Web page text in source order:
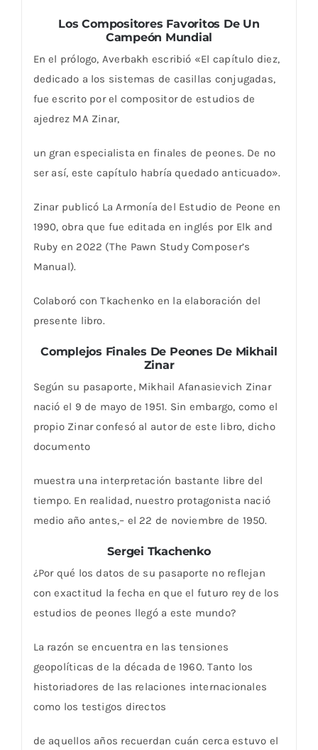
Los Compositores Favoritos De Un
Campeón Mundial
En el prólogo, Averbakh escribió «El capítulo diez,
dedicado a los sistemas de casillas conjugadas,
fue escrito por el compositor de estudios de
ajedrez MA Zinar,
un gran especialista en finales de peones. De no
ser así, este capítulo habría quedado anticuado».
Zinar publicó La Armonía del Estudio de Peone en
1990, obra que fue editada en inglés por Elk and
Ruby en 2022 (The Pawn Study Composer’s
Manual).
Colaboró ​​con Tkachenko en la elaboración del
presente libro.
Complejos Finales De Peones De Mikhail
Zinar
Según su pasaporte, Mikhail Afanasievich Zinar
nació el 9 de mayo de 1951. Sin embargo, como el
propio Zinar confesó al autor de este libro, dicho
documento
muestra una interpretación bastante libre del
tiempo. En realidad, nuestro protagonista nació
medio año antes,– el 22 de noviembre de 1950.
Sergei Tkachenko
¿Por qué los datos de su pasaporte no reflejan
con exactitud la fecha en que el futuro rey de los
estudios de peones llegó a este mundo?
La razón se encuentra en las tensiones
geopolíticas de la década de 1960. Tanto los
historiadores de las relaciones internacionales
como los testigos directos
de aquellos años recuerdan cuán cerca estuvo el